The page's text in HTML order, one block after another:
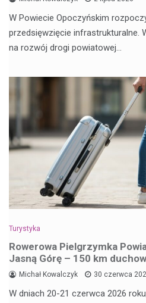
W Powiecie Opoczyńskim
przedsięwzięcie infrastrukturalne.
na rozwój drogi powiatowej…
Turystyka
Rowerowa Pielgrzymka
Jasną Górę – 150 km
Michał Kowalczyk 30 czerwca
W dniach 20-21 czerwca 2026